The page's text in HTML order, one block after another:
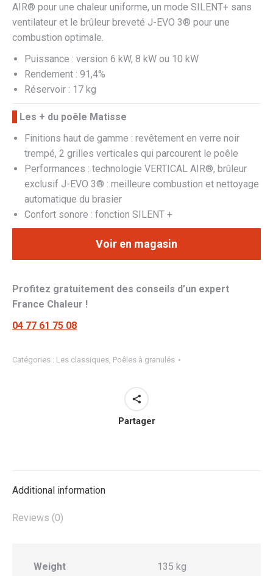
AIR® pour une chaleur uniforme, un mode SILENT+ sans
ventilateur et le brûleur breveté J-EVO 3® pour une
combustion optimale.
Puissance : version 6 kW, 8 kW ou 10 kW
Rendement : 91,4%
Réservoir : 17 kg
Les + du poêle Matisse
Finitions haut de gamme : revêtement en verre noir
trempé, 2 grilles verticales qui parcourent le poêle
Performances : technologie VERTICAL AIR®, brûleur
exclusif J-EVO 3® : meilleure combustion et nettoyage
automatique du brasier
Confort sonore : fonction SILENT +
Voir en magasin
Profitez gratuitement des conseils d’un expert
France Chaleur !
04 77 61 75 08
Catégories : Les classiques Poêles à granulés
Partager
Additional information
Reviews (0)
Weight 135 kg